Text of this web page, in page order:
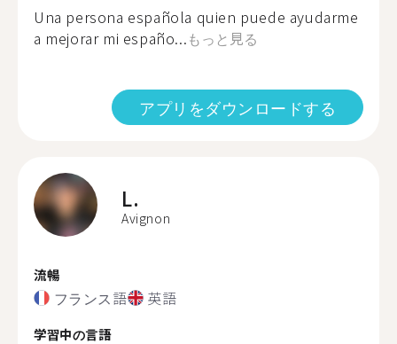
Una persona española quien puede ayudarme
a mejorar mi españo...もっと見る
アプリをダウンロードする
L.
Avignon
流暢
フランス語 英語
学習中の言語